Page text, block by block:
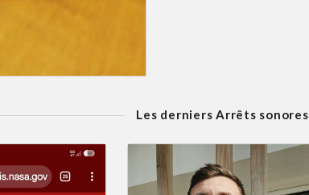
Les derniers Arrêts sonores